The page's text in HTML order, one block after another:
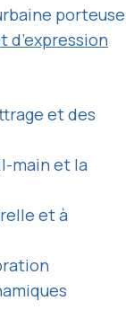
porteuse
d’expression
et des
main et la
et à